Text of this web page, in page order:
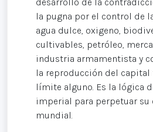
la pugna por el control de
agua dulce, oxigeno,
cultivables, petróleo,
industria armamentista y
la reproducción del capital
límite alguno. Es la lógica
imperial para perpetuar su
mundial.